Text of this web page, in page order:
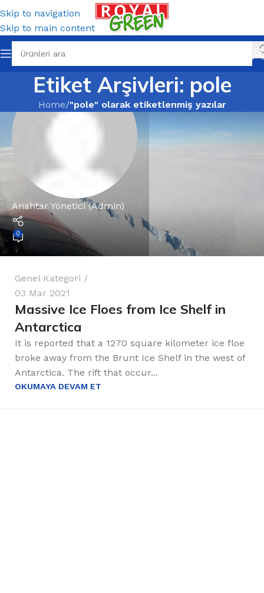
Skip to navigation
Skip to main content
Etiket Arşivleri: pole
Home/"pole" olarak etiketlenmiş yazılar
Anahtar Yönetici (Admin)
0
Genel Kategori
03 Mar 2021
Massive Ice Floes from Ice Shelf in
Antarctica
It is reported that a 1270 square kilometer ice floe
broke away from the Brunt Ice Shelf in the west of
Antarctica. The rift that occur...
OKUMAYA DEVAM ET